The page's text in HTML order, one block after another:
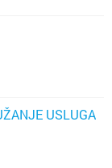
USLUGA